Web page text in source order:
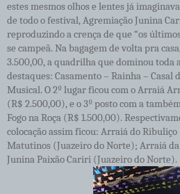
estes mesmos olhos e lentes já
de todo o festival, Agremiação Junina
reproduzindo a crença de que “os
se campeã. Na bagagem de volta pra
3.500,00, a quadrilha que dominou toda
destaques: Casamento – Rainha – Casal
Musical. O 2º lugar ficou com o Arraiá
(R$ 2.500,00), e o 3º posto com a
Fogo na Roça (R$ 1.500,00).
colocação assim ficou: Arraiá do
Matutinos (Juazeiro do Norte); Arraiá
Junina Paixão Cariri (Juazeiro do Norte).